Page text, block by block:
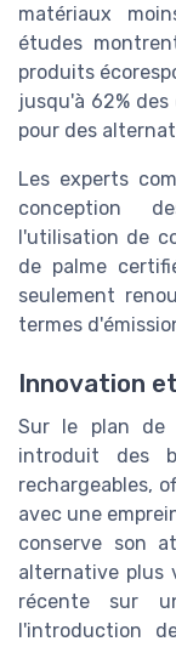
matériaux
études
produits
jusqu'à 62%
pour des
Les experts
conception
l'utilisation de
de palme
seulement
termes
Innovation
Sur le plan de
introduit des
rechargeables,
avec une
conserve son
alternative plus
récente sur
l'introduction